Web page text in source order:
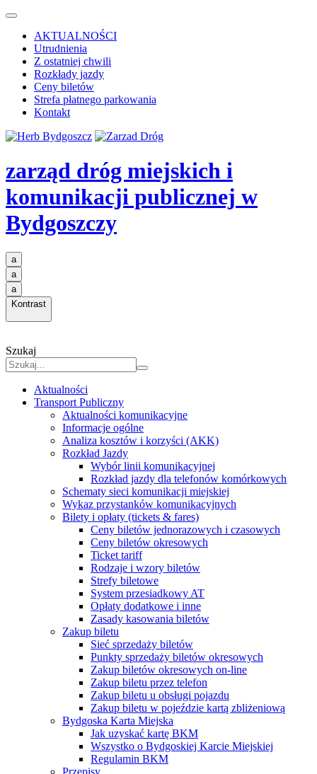
AKTUALNOŚCI
Utrudnienia
Z ostatniej chwili
Rozkłady jazdy
Ceny biletów
Strefa płatnego parkowania
Kontakt
zarząd dróg miejskich i
komunikacji publicznej w
Bydgoszczy
a
a
a
Kontrast
Szukaj
Aktualności
Transport Publiczny
Aktualności komunikacyjne
Informacje ogólne
Analiza kosztów i korzyści (AKK)
Rozkład Jazdy
Wybór linii komunikacyjnej
Rozkład jazdy dla telefonów komórkowych
Schematy sieci komunikacji miejskiej
Wykaz przystanków komunikacyjnych
Bilety i opłaty (tickets & fares)
Ceny biletów jednorazowych i czasowych
Ceny biletów okresowych
Ticket tariff
Rodzaje i wzory biletów
Strefy biletowe
System przesiadkowy AT
Opłaty dodatkowe i inne
Zasady kasowania biletów
Zakup biletu
Sieć sprzedaży biletów
Punkty sprzedaży biletów okresowych
Zakup biletów okresowych on-line
Zakup biletu przez telefon
Zakup biletu u obsługi pojazdu
Zakup biletu w pojeździe kartą zbliżeniową
Bydgoska Karta Miejska
Jak uzyskać kartę BKM
Wszystko o Bydgoskiej Karcie Miejskiej
Regulamin BKM
Przepisy